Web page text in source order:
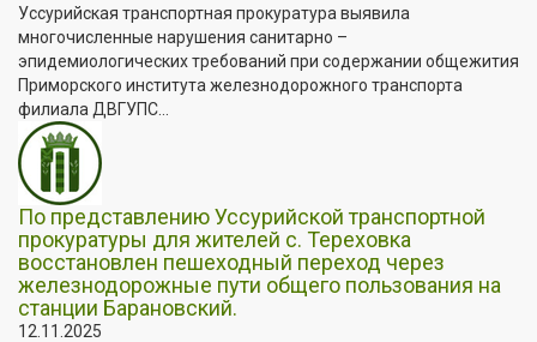
Уссурийская транспортная прокуратура выявила
многочисленные нарушения санитарно –
эпидемиологических требований при содержании общежития
Приморского института железнодорожного транспорта
филиала ДВГУПС...
По представлению Уссурийской транспортной
прокуратуры для жителей с. Тереховка
восстановлен пешеходный переход через
железнодорожные пути общего пользования на
станции Барановский.
12.11.2025